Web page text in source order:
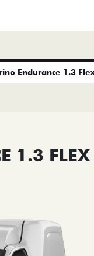
Endurance 1.3
1.3 FLEX